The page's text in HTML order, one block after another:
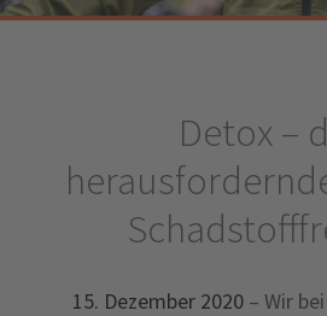
Detox –
15. Dezember 2020 – Wir